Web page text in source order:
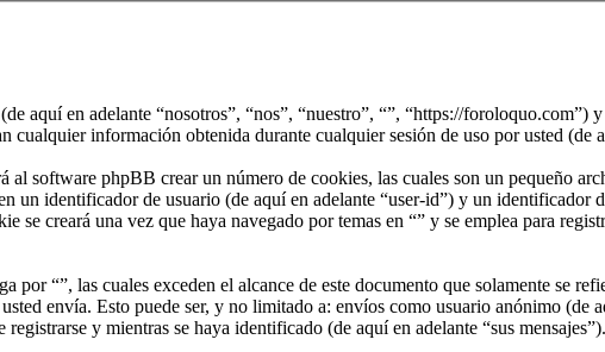
aquí en adelante “nosotros”, “nos”, “nuestro”, “”, “https://foroloquo.com”)
información obtenida durante cualquier sesión de uso por usted (de
software phpBB crear un número de cookies, las cuales son un pequeño
un identificador de usuario (de aquí en adelante “user-id”) y un identificador
se creará una vez que haya navegado por temas en “” y se emplea para
“”, las cuales exceden el alcance de este documento que solamente se
envía. Esto puede ser, y no limitado a: envíos como usuario anónimo (de
y mientras se haya identificado (de aquí en adelante “sus mensajes”).